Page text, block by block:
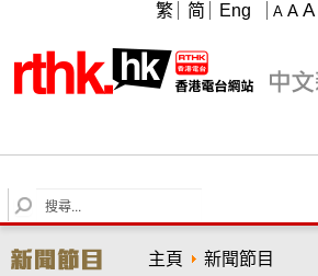
A A A
繁 简 Eng
S
e
r
主頁 新聞節目